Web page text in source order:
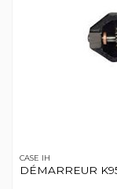
CASE IH
DÉMARREUR